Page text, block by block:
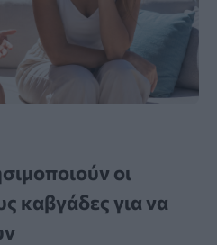
οι
καβγάδες για να